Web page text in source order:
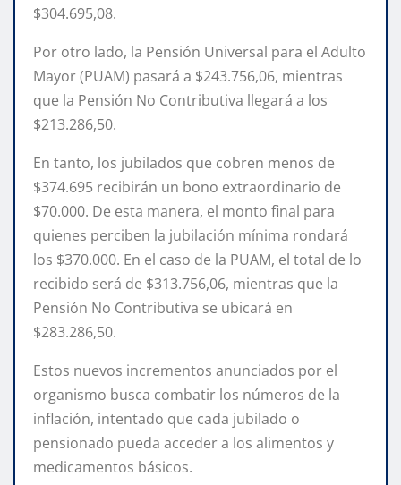
$304.695,08.
Por otro lado, la Pensión Universal para el Adulto
Mayor (PUAM) pasará a $243.756,06, mientras
que la Pensión No Contributiva llegará a los
$213.286,50.
En tanto, los jubilados que cobren menos de
$374.695 recibirán un bono extraordinario de
$70.000. De esta manera, el monto final para
quienes perciben la jubilación mínima rondará
los $370.000. En el caso de la PUAM, el total de lo
recibido será de $313.756,06, mientras que la
Pensión No Contributiva se ubicará en
$283.286,50.
Estos nuevos incrementos anunciados por el
organismo busca combatir los números de la
inflación, intentado que cada jubilado o
pensionado pueda acceder a los alimentos y
medicamentos básicos.